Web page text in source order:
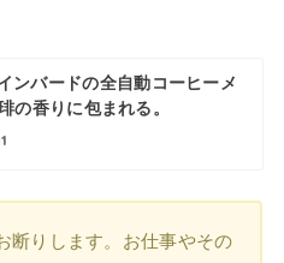
ンバードの全自動コーヒーメ
の香りに包まれる。
断りします。お仕事やその